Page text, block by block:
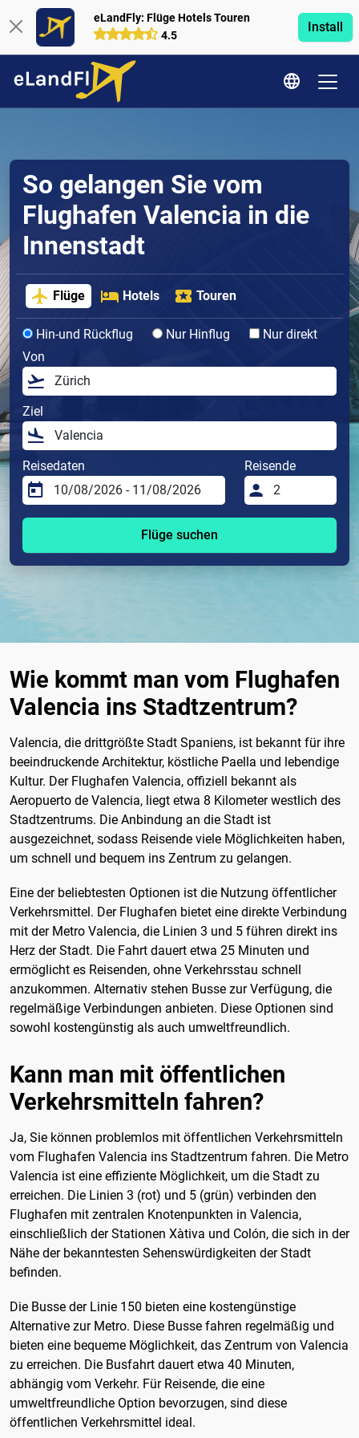
eLandFly: Flüge Hotels Touren
4.5
Install
So gelangen Sie vom
Flughafen Valencia in die
Innenstadt
Flüge Hotels Touren
Hin-und Rückflug Nur Hinflug
Nur direkt
Von
Ziel
Reisedaten Reisende
Flüge suchen
Wie kommt man vom Flughafen
Valencia ins Stadtzentrum?
Valencia, die drittgrößte Stadt Spaniens, ist bekannt für ihre
beeindruckende Architektur, köstliche Paella und lebendige
Kultur. Der Flughafen Valencia, offiziell bekannt als
Aeropuerto de Valencia, liegt etwa 8 Kilometer westlich des
Stadtzentrums. Die Anbindung an die Stadt ist
ausgezeichnet, sodass Reisende viele Möglichkeiten haben,
um schnell und bequem ins Zentrum zu gelangen.
Eine der beliebtesten Optionen ist die Nutzung öffentlicher
Verkehrsmittel. Der Flughafen bietet eine direkte Verbindung
mit der Metro Valencia, die Linien 3 und 5 führen direkt ins
Herz der Stadt. Die Fahrt dauert etwa 25 Minuten und
ermöglicht es Reisenden, ohne Verkehrsstau schnell
anzukommen. Alternativ stehen Busse zur Verfügung, die
regelmäßige Verbindungen anbieten. Diese Optionen sind
sowohl kostengünstig als auch umweltfreundlich.
Kann man mit öffentlichen
Verkehrsmitteln fahren?
Ja, Sie können problemlos mit öffentlichen Verkehrsmitteln
vom Flughafen Valencia ins Stadtzentrum fahren. Die Metro
Valencia ist eine effiziente Möglichkeit, um die Stadt zu
erreichen. Die Linien 3 (rot) und 5 (grün) verbinden den
Flughafen mit zentralen Knotenpunkten in Valencia,
einschließlich der Stationen Xàtiva und Colón, die sich in der
Nähe der bekanntesten Sehenswürdigkeiten der Stadt
befinden.
Die Busse der Linie 150 bieten eine kostengünstige
Alternative zur Metro. Diese Busse fahren regelmäßig und
bieten eine bequeme Möglichkeit, das Zentrum von Valencia
zu erreichen. Die Busfahrt dauert etwa 40 Minuten,
abhängig vom Verkehr. Für Reisende, die eine
umweltfreundliche Option bevorzugen, sind diese
öffentlichen Verkehrsmittel ideal.